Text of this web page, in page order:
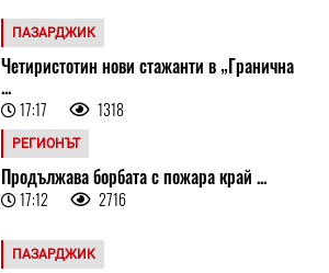
ПАЗАРДЖИК
Четиристотин нови стажанти в „Гранична
...
17:17 1318
РЕГИОНЪТ
Продължава борбата с пожара край ...
17:12 2716
ПАЗАРДЖИК